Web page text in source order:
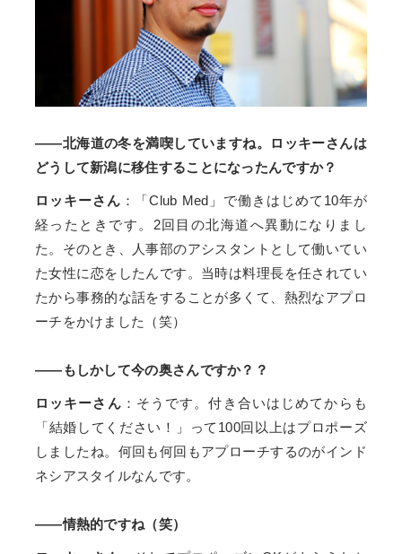
――北海道の冬を満喫していますね。ロッキーさんは
どうして新潟に移住することになったんですか？
ロッキーさん ：「Club Med」で働きはじめて10年が
経ったときです。2回目の北海道へ異動になりまし
た。そのとき、人事部のアシスタントとして働いてい
た女性に恋をしたんです。当時は料理長を任されてい
たから事務的な話をすることが多くて、熱烈なアプロ
ーチをかけました（笑）
――もしかして今の奥さんですか？？
ロッキーさん ：そうです。付き合いはじめてからも
「結婚してください！」って100回以上はプロポーズ
しましたね。何回も何回もアプローチするのがインド
ネシアスタイルなんです。
――情熱的ですね（笑）